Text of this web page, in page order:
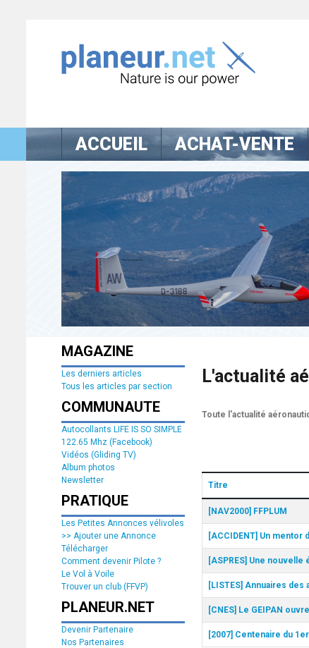
ACCUEIL ACHAT-VENTE
MAGAZINE
Les derniers articles
Tous les articles par section
COMMUNAUTE
Autocollants LIFE IS SO SIMPLE
122.65 Mhz (Facebook)
Vidéos (Gliding TV)
Album photos
Newsletter
PRATIQUE
Les Petites Annonces vélivoles
>> Ajouter une Annonce
Télécharger
Comment devenir Pilote ?
Le Vol à Voile
Trouver un club (FFVP)
PLANEUR.NET
Devenir Partenaire
Nos Partenaires
L'actualité
Toute l'actualité
Titre
[NAV2000] FFPLUM
[ACCIDENT] Un mentor
[ASPRES] Une nouvelle
[LISTES] Annuaires
[CNES] Le GEIPAN
[2007] Centenaire du